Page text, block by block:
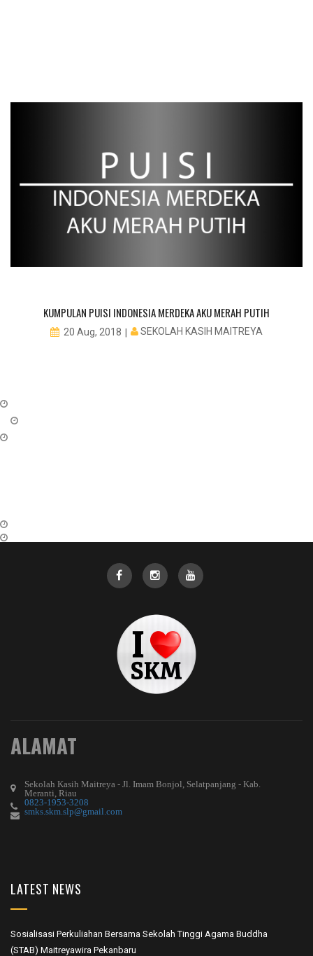
KUMPULAN PUISI INDONESIA MERDEKA AKU MERAH PUTIH
20 Aug, 2018 SEKOLAH KASIH MAITREYA
ALAMAT
Sekolah Kasih Maitreya - Jl. Imam Bonjol, Selatpanjang - Kab.
Meranti, Riau
0823-1953-3208
smks.skm.slp@gmail.com
LATEST NEWS
Sosialisasi Perkuliahan Bersama Sekolah Tinggi Agama Buddha
(STAB) Maitreyawira Pekanbaru